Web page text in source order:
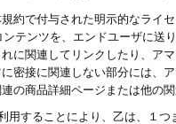
約で付与された明示的なライ
テンツを、エンドユーザに
に関連してリンクしたり、ア
密接に関連しない部分には、
の商品詳細ページまたは他の
用することにより、乙は、１